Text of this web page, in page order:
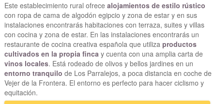
Este establecimiento rural ofrece alojamientos de estilo rústico
con ropa de cama de algodón egipcio y zona de estar y en sus
instalaciones encontrarás habitaciones con terraza, suites y villas
con cocina y zona de estar. En las instalaciones encontrarás un
restaurante de cocina creativa española que utiliza productos
cultivados en la propia finca y cuenta con una amplia carta de
vinos locales. Está rodeado de olivos y bellos jardines en un
entorno tranquilo de Los Parralejos, a poca distancia en coche de
Vejer de la Frontera. El entorno es perfecto para hacer ciclismo y
equitación.